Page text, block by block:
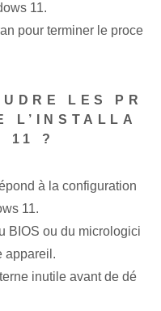
11.
pour terminer le proce
LES PR
L’INSTALLA
11 ?
à la configuration
11.
BIOS‍ ou du micrologici
appareil.
inutile avant de dé